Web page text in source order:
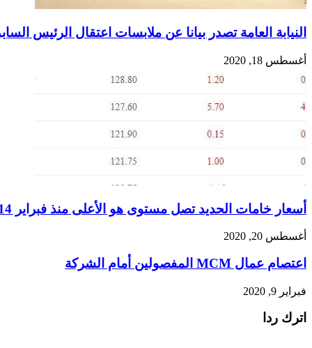
النيابة العامة تصدر بيانا عن ملابسات اعتقال الرئيس
أغسطس 18, 2020
أسعار خامات الحديد تصل مستوى هو الأعلى منذ فبراير 2014
أغسطس 20, 2020
اعتصام عمال MCM المفصولين أمام الشركة
فبراير 9, 2020
اترك ردا